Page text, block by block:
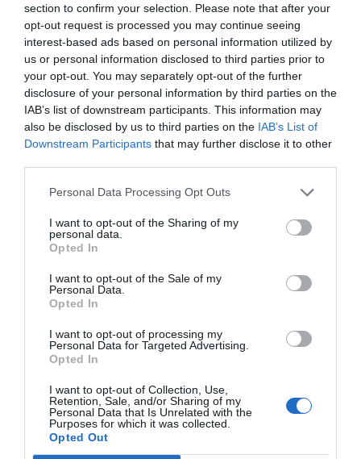
section to confirm your selection. Please note that after your
opt-out request is processed you may continue seeing
interest-based ads based on personal information utilized by
us or personal information disclosed to third parties prior to
your opt-out. You may separately opt-out of the further
disclosure of your personal information by third parties on the
IAB’s list of downstream participants. This information may
also be disclosed by us to third parties on the IAB’s List of
Downstream Participants that may further disclose it to other
Personal Data Processing Opt Outs
I want to opt-out of the Sharing of my
personal data.
Opted In
I want to opt-out of the Sale of my
Personal Data.
Opted In
I want to opt-out of processing my
Personal Data for Targeted Advertising.
Opted In
I want to opt-out of Collection, Use,
Retention, Sale, and/or Sharing of my
Personal Data that Is Unrelated with the
Purposes for which it was collected.
Opted Out